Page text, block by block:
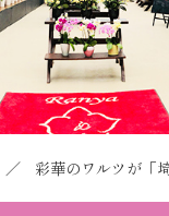
／ 彩華のワルツが「